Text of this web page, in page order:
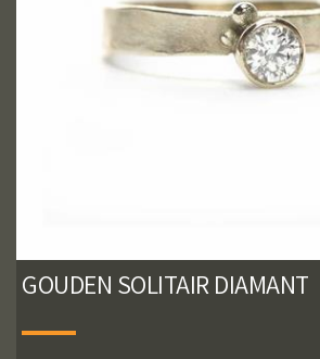
GOUDEN SOLITAIR DIAMANT